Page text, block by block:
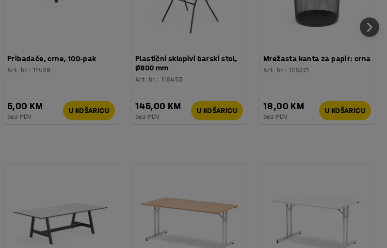
Pribadače, crne, 100-pak
Art. br.:11429
5,00 KM
bez PDV
U KOŠARICU
Plastični sklopivi barski stol,
Ø800 mm
Art. br.:116453
145,00 KM
bez PDV
U KOŠARICU
Mrežasta kanta za papir: crna
Art. br.:125221
18,00 KM
bez PDV
U KOŠARICU